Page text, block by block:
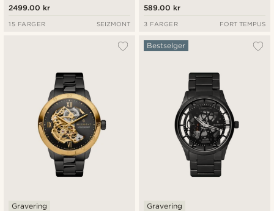
2499.00 kr
15 FARGER SEIZMONT
589.00 kr
3 FARGER FORT TEMPUS
Gravering
Bestselger
Gravering